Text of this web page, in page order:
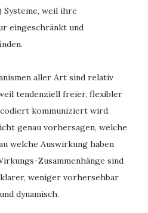
weil ihre
eingeschränkt und
aller Art sind relativ
tendenziell freier, flexibler
kommuniziert wird.
genau vorhersagen, welche
welche Auswirkung haben
Zusammenhänge sind
weniger vorhersehbar
dynamisch.